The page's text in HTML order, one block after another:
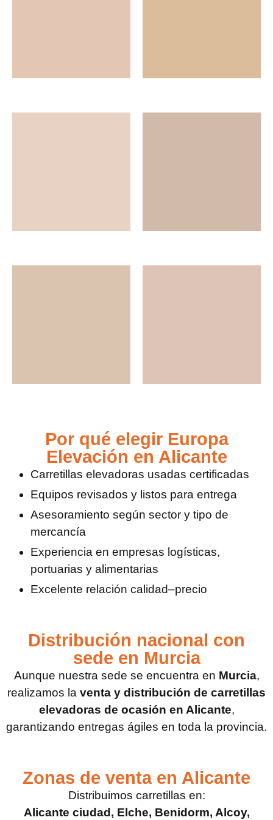
Por qué elegir Europa
Elevación en Alicante
Carretillas elevadoras usadas certificadas
Equipos revisados y listos para entrega
Asesoramiento según sector y tipo de
mercancía
Experiencia en empresas logísticas,
portuarias y alimentarias
Excelente relación calidad–precio
Distribución nacional con
sede en Murcia
Aunque nuestra sede se encuentra en Murcia,
realizamos la venta y distribución de carretillas
elevadoras de ocasión en Alicante,
garantizando entregas ágiles en toda la provincia.
Zonas de venta en Alicante
Distribuimos carretillas en:
Alicante ciudad, Elche, Benidorm, Alcoy,